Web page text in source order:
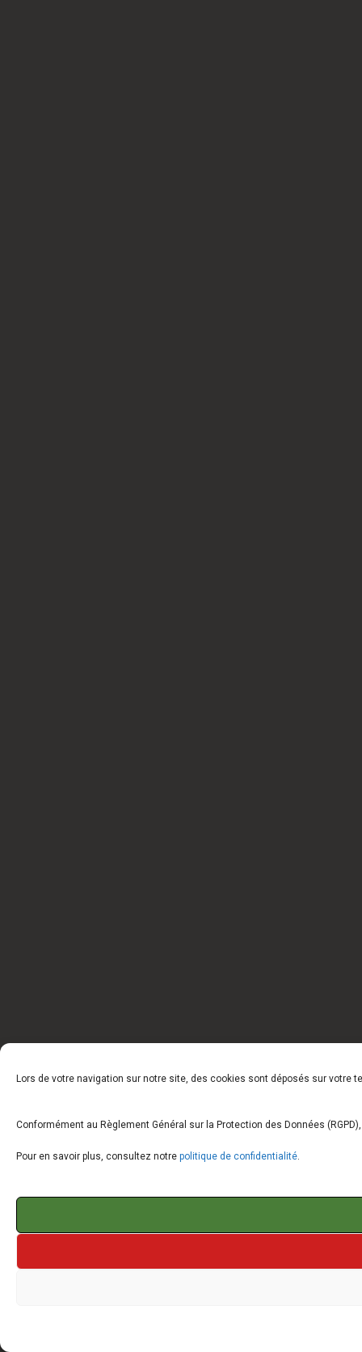
Lors de votre navigation sur notre site, des cookies sont déposés sur votre
Conformément au Règlement Général sur la Protection des Données
Pour en savoir plus, consultez notre politique de confidentialité.